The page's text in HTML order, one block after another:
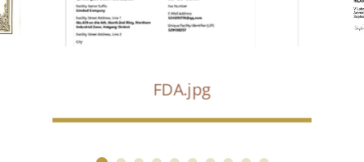
FDA.jpg